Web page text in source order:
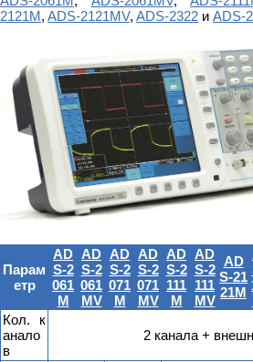
2121M, ADS-2121MV, ADS-2322 и ADS-
Парам
етр
AD
S-2
061
M
AD
S-2
061
MV
AD
S-2
071
M
AD
S-2
071
MV
AD
S-2
111
M
AD
S-2
111
MV
AD
S-21
21M
Кол. к
анало
в
2 канала +